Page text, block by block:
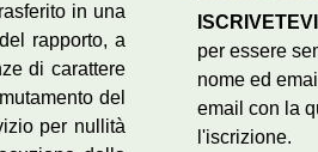
in una
rapporto, a
di carattere
del
per nullità
ISCRIVETEVI
per essere
nome ed
email con la
l'iscrizione.